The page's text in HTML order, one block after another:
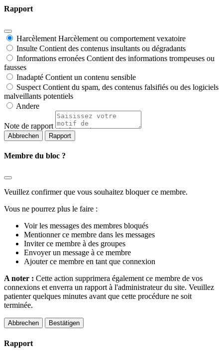
Rapport
Harcèlement Harcèlement ou comportement vexatoire
Insulte Contient des contenus insultants ou dégradants
Informations erronées Contient des informations trompeuses ou
fausses
Inadapté Contient un contenu sensible
Suspect Contient du spam, des contenus falsifiés ou des logiciels
malveillants potentiels
Andere
Note de rapport
Rapport
Membre du bloc ?
Veuillez confirmer que vous souhaitez bloquer ce membre.
Vous ne pourrez plus le faire :
Voir les messages des membres bloqués
Mentionner ce membre dans les messages
Inviter ce membre à des groupes
Envoyer un message à ce membre
Ajouter ce membre en tant que connexion
A noter : Cette action supprimera également ce membre de vos
connexions et enverra un rapport à l'administrateur du site. Veuillez
patienter quelques minutes avant que cette procédure ne soit
terminée.
Bestätigen
Rapport